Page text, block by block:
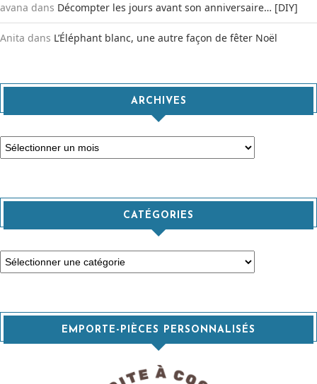
avana dans Décompter les jours avant son anniversaire… [DIY]
Anita dans L’Éléphant blanc, une autre façon de fêter Noël
ARCHIVES
Archives
CATÉGORIES
Catégories
EMPORTE-PIÈCES PERSONNALISÉS